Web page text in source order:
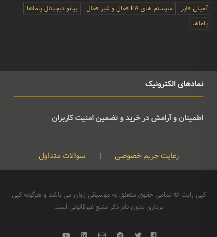
آمپلی فایر
سیستم های PA فعال و غیر فعال
پیانو دیجیتال یاماها
یاماها
نمادهای الکترونیک
اطمینان و آرامش در خرید و تضمین امنیت کاربران
رعایت حریم خصوصی | سوالات متداول
کپی رایت © تمامی حقوق متعلق به موسیقی ژوان می باشد و هرگونه کپی
برداری بدون نام ذکر منبع غیرقانونی است